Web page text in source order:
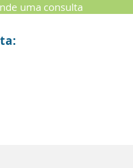
uma consulta